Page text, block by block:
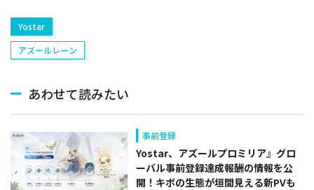
Yostar
アズールレーン
あわせて読みたい
事前登録
Yostar、アズールプロミリア』グロ
ーバル事前登録達成報酬の情報を公
開！キボの生態が垣間見える新PVも